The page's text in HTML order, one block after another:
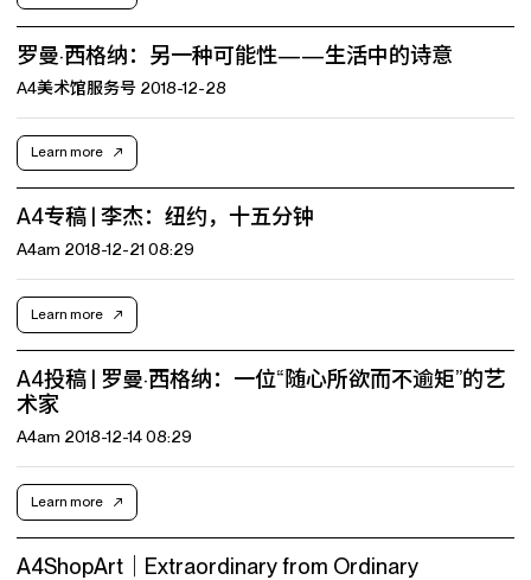
罗曼·西格纳：另一种可能性——生活中的诗意
A4美术馆服务号 2018-12-28
Learn more
A4专稿 | 李杰：纽约，十五分钟
A4am 2018-12-21 08:29
Learn more
A4投稿 | 罗曼·西格纳：一位“随心所欲而不逾矩”的艺
术家
A4am 2018-12-14 08:29
Learn more
A4ShopArt｜Extraordinary from Ordinary